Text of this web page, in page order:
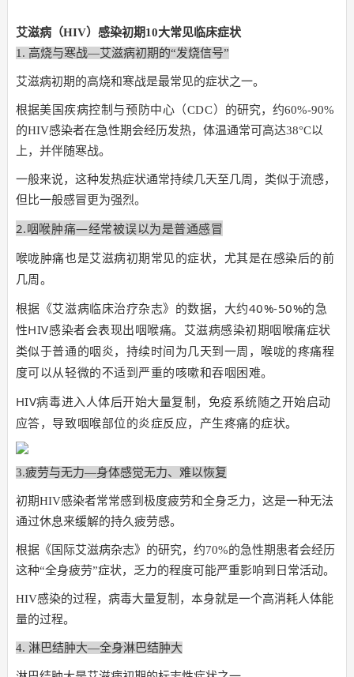
艾滋病（HIV）感染初期10大常见临床症状
1. 高烧与寒战—艾滋病初期的“发烧信号”
艾滋病初期的高烧和寒战是最常见的症状之一。
根据美国疾病控制与预防中心（CDC） 的研究，约60%-90%
的HIV感染者在急性期会经历发热，体温通常可高达38°C以
上，并伴随寒战。
一般来说，这种发热症状通常持续几天至几周，类似于流感，
但比一般感冒更为强烈。
2.咽喉肿痛—经常被误以为是普通感冒
喉咙肿痛也是艾滋病初期常见的症状，尤其是在感染后的前
几周。
根据《艾滋病临床治疗杂志》的数据，大约40%-50%的急
性HIV感染者会表现出咽喉痛。艾滋病感染初期咽喉痛症状
类似于普通的咽炎，持续时间为几天到一周，喉咙的疼痛程
度可以从轻微的不适到严重的咳嗽和吞咽困难。
HIV病毒进入人体后开始大量复制，免疫系统随之开始启动
应答，导致咽喉部位的炎症反应，产生疼痛的症状。
3.疲劳与无力—身体感觉无力、难以恢复
初期HIV感染者常常感到极度疲劳和全身乏力，这是一种无法
通过休息来缓解的持久疲劳感。
根据《国际艾滋病杂志》的研究，约70%的急性期患者会经历
这种“全身疲劳”症状，乏力的程度可能严重影响到日常活动。
HIV感染的过程，病毒大量复制，本身就是一个高消耗人体能
量的过程。
4. 淋巴结肿大—全身淋巴结肿大